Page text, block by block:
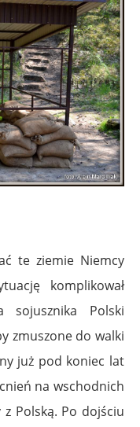
te ziemie Niemcy
komplikował
Polski
zmuszone do walki
już pod koniec lat
na wschodnich
Polską. Po dojściu